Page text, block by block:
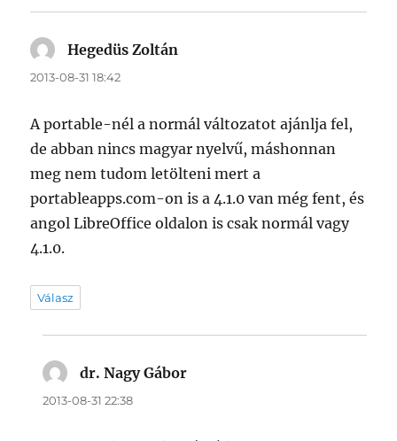
Hegedüs Zoltán
2013-08-31 18:42
A portable-nél a normál változatot ajánlja fel,
de abban nincs magyar nyelvű, máshonnan
meg nem tudom letölteni mert a
portableapps.com-on is a 4.1.0 van még fent, és
angol LibreOffice oldalon is csak normál vagy
4.1.0.
Válasz
dr. Nagy Gábor
2013-08-31 22:38